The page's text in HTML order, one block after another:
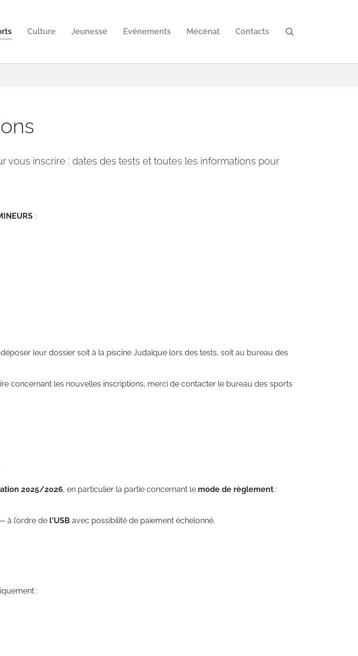
Culture Jeunesse Evénements Mécénat Contacts
inscrire : dates des tests et toutes les informations pour
:
leur dossier soit à la piscine Judaïque lors des tests, soit au bureau des
concernant les nouvelles inscriptions, merci de contacter le bureau des sports
2025/2026, en particulier la partie concernant le mode de règlement :
à l’ordre de l'USB avec possibilité de paiement échelonné.
: